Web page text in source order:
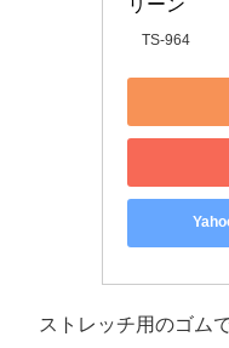
TS-964
ストレッチ用のゴム